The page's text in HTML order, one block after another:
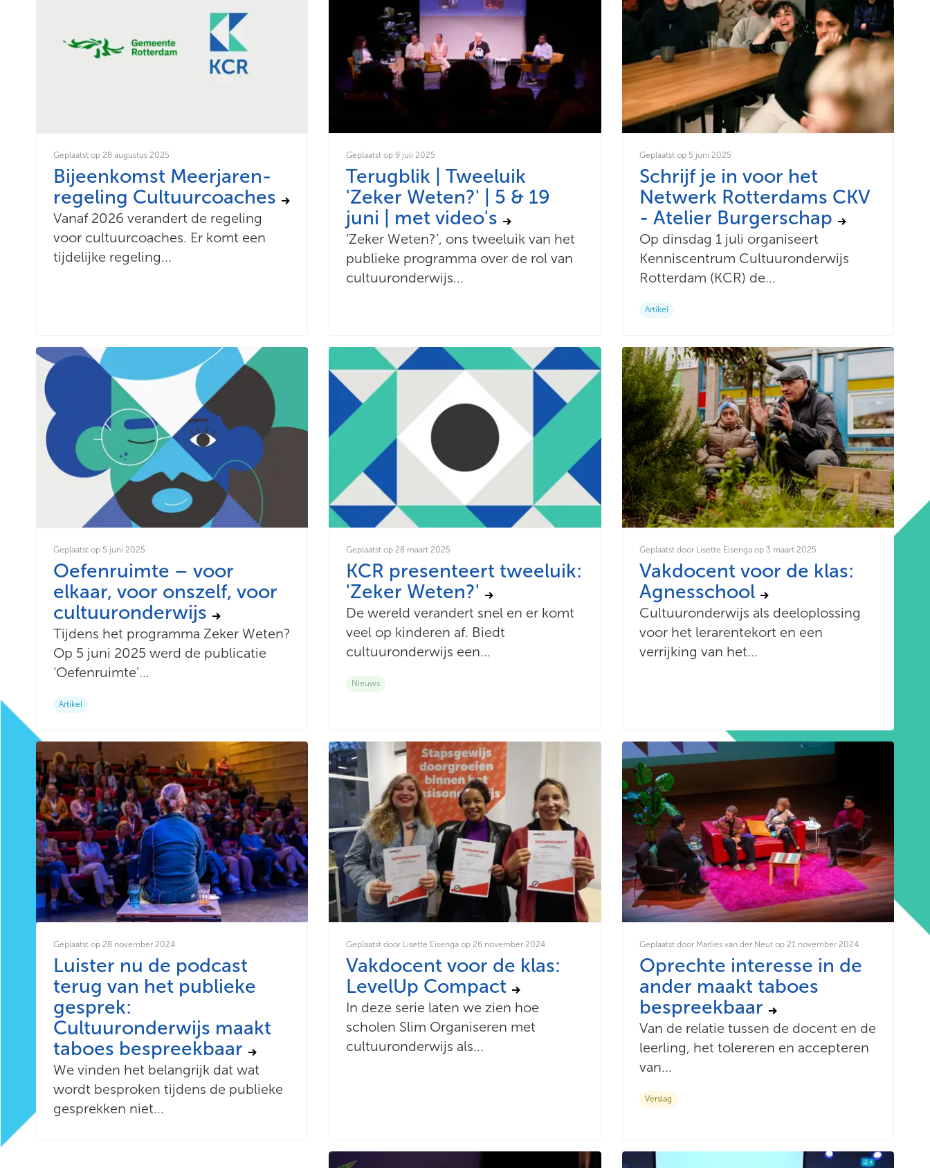
Geplaatst op 28 augustus 2025
Bijeenkomst Meerjaren-
regeling Cultuurcoaches
Vanaf 2026 verandert de regeling
voor cultuurcoaches. Er komt een
tijdelijke regeling...
Geplaatst op 9 juli 2025
Terugblik | Tweeluik
'Zeker Weten?' | 5 & 19
juni | met video's
‘Zeker Weten?’, ons tweeluik van het
publieke programma over de rol van
cultuuronderwijs...
Geplaatst op 5 juni 2025
Schrijf je in voor het
Netwerk Rotterdams CKV
- Atelier Burgerschap
Op dinsdag 1 juli organiseert
Kenniscentrum Cultuuronderwijs
Rotterdam (KCR) de...
Artikel
Geplaatst op 5 juni 2025
Oefenruimte – voor
elkaar, voor onszelf, voor
cultuuronderwijs
Tijdens het programma Zeker Weten?
Op 5 juni 2025 werd de publicatie
‘Oefenruimte’...
Artikel
Geplaatst op 28 maart 2025
KCR presenteert tweeluik:
'Zeker Weten?'
De wereld verandert snel en er komt
veel op kinderen af. Biedt
cultuuronderwijs een...
Nieuws
Geplaatst door Lisette Eisenga op 3 maart 2025
Vakdocent voor de klas:
Agnesschool
Cultuuronderwijs als deeloplossing
voor het lerarentekort en een
verrijking van het...
Geplaatst op 28 november 2024
Luister nu de podcast
terug van het publieke
gesprek:
Cultuuronderwijs maakt
taboes bespreekbaar
We vinden het belangrijk dat wat
wordt besproken tijdens de publieke
gesprekken niet...
Geplaatst door Lisette Eisenga op 26 november 2024
Vakdocent voor de klas:
LevelUp Compact
In deze serie laten we zien hoe
scholen Slim Organiseren met
cultuuronderwijs als...
Geplaatst door Marlies van der Neut op 21 november 2024
Oprechte interesse in de
ander maakt taboes
bespreekbaar
Van de relatie tussen de docent en de
leerling, het tolereren en accepteren
van...
Verslag